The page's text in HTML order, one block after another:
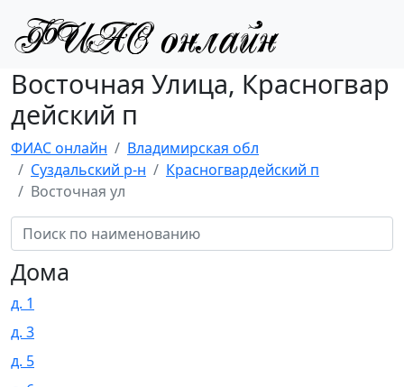
Восточная Улица, Красногвар
дейский п
ФИАС онлайн
Владимирская обл
Суздальский р-н
Красногвардейский п
Восточная ул
Дома
д. 1
д. 3
д. 5